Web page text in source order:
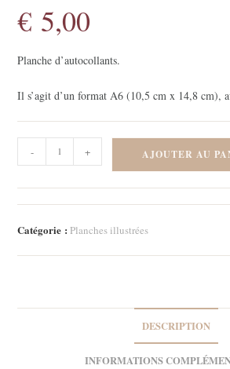
€ 5,00
Planche d’autocollants.
Il s’agit d’un format A6 (10,5 cm x 14,8 cm),
de
Planche
d'autocollants
-
- + AJOUTER AU
Catégorie : Planches illustrées
DESCRIPTION
INFORMATIONS